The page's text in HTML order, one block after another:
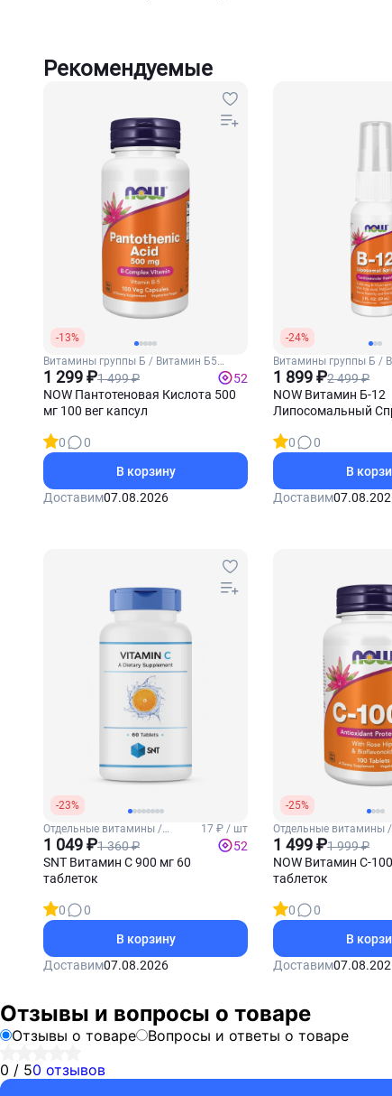
Рекомендуемые
-13%
Витамины группы Б / Витамин Б5
(Пантотеновая кислота)
1 299 ₽1 499 ₽
52
NOW Пантотеновая Кислота 500
мг 100 вег капсул
0
0
В корзину
Доставим07.08.2026
-24%
Витамины группы Б /
1 899 ₽2 499 ₽
NOW Витамин Б-12
Липосомальный
0
0
В
Доставим
-23%
Отдельные витамины /
Витамин С
17 ₽ / шт
1 049 ₽1 360 ₽
52
SNT Витамин С 900 мг 60
таблеток
0
0
В корзину
Доставим07.08.2026
-25%
Отдельные витамины /
Витамин С
1 499 ₽1 999 ₽
NOW Витамин С-
таблеток
0
0
В
Доставим
Отзывы и вопросы о товаре
Отзывы о товаре
Вопросы и ответы о товаре
0 / 50 отзывов